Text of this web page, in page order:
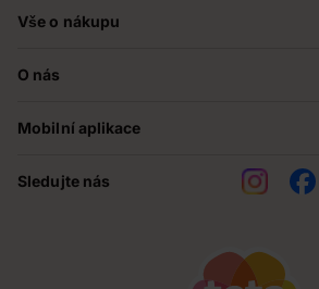
Vše o nákupu
Prodejny
Obchodní podmínky
O nás
Teta pomáhá
Mobilní aplikace
Sledujte nás